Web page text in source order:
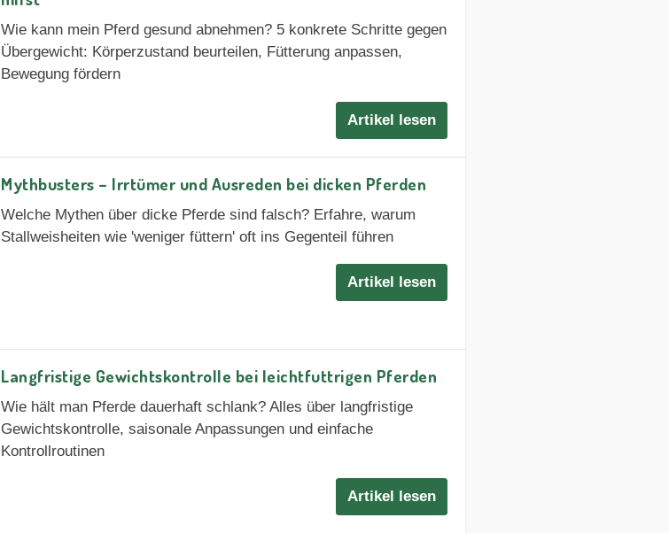
Wie kann mein Pferd gesund abnehmen? 5 konkrete Schritte gegen
Übergewicht: Körperzustand beurteilen, Fütterung anpassen,
Bewegung fördern
Artikel lesen
Mythbusters – Irrtümer und Ausreden bei dicken Pferden
Welche Mythen über dicke Pferde sind falsch? Erfahre, warum
Stallweisheiten wie 'weniger füttern' oft ins Gegenteil führen
Artikel lesen
Langfristige Gewichtskontrolle bei leichtfuttrigen Pferden
Wie hält man Pferde dauerhaft schlank? Alles über langfristige
Gewichtskontrolle, saisonale Anpassungen und einfache
Kontrollroutinen
Artikel lesen